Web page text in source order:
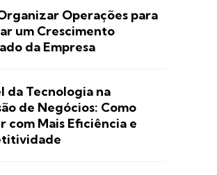
Operações para
um Crescimento
da Empresa
da Tecnologia na
de Negócios: Como
com Mais Eficiência e